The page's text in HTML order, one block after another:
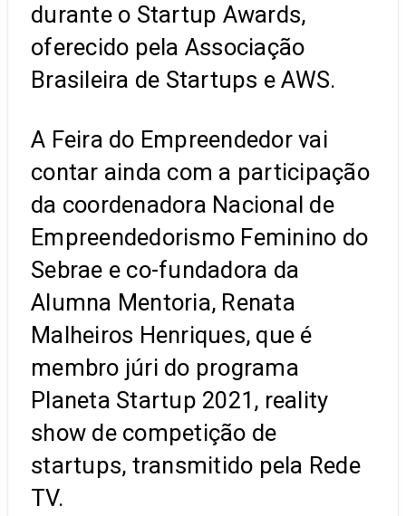
durante o Startup Awards,
oferecido pela Associação
Brasileira de Startups e AWS.
A Feira do Empreendedor vai
contar ainda com a participação
da coordenadora Nacional de
Empreendedorismo Feminino do
Sebrae e co-fundadora da
Alumna Mentoria, Renata
Malheiros Henriques, que é
membro júri do programa
Planeta Startup 2021, reality
show de competição de
startups, transmitido pela Rede
TV.